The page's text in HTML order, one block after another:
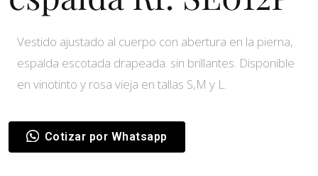
Vestido ajustado al cuerpo con abertura en la pierna,
espalda escotada drapeada. sin brillantes. Disponible
en vinotinto y rosa vieja en tallas S,M y L.
Cotizar por Whatsapp